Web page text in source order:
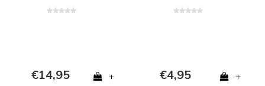
€14,95 + €4,95 +